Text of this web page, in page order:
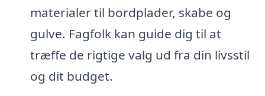
materialer til bordplader, skabe og
gulve. Fagfolk kan guide dig til at
træffe de rigtige valg ud fra din livsstil
og dit budget.